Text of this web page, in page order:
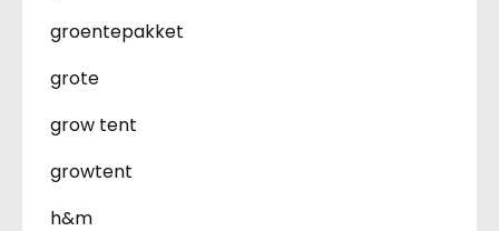
groentepakket
grote
grow tent
growtent
h&m